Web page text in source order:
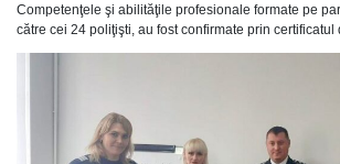
Competenţele şi abilităţile profesionale formate pe
către cei 24 poliţişti, au fost confirmate prin certificatul